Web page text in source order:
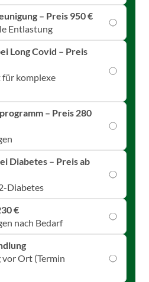
– Preis 950 €
Entlastung
Long Covid – Preis
komplexe
– Preis 280
Diabetes – Preis ab
Diabetes
€
nach Bedarf
Ort (Termin